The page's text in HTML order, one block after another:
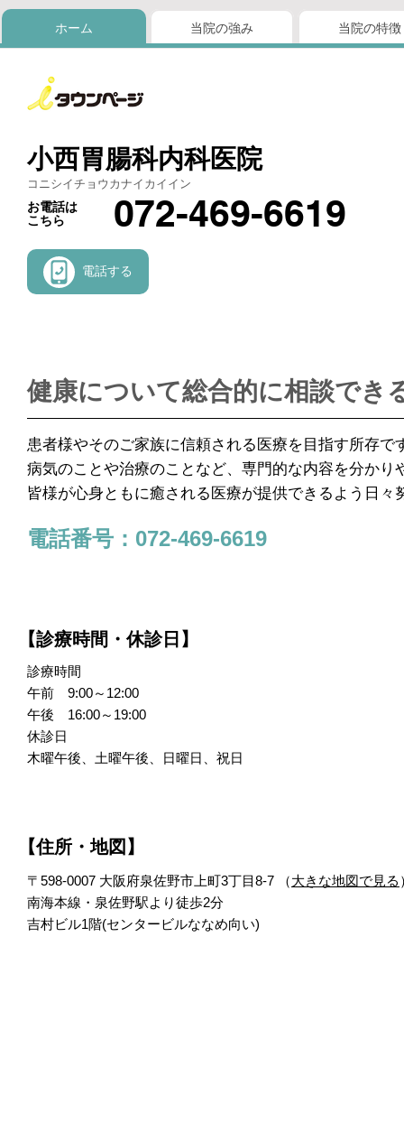
ホーム 当院の強み 当院の特徴
小西胃腸科内科医院
コニシイチョウカナイカイイン
お電話は
こちら
072-469-6619
電話する
健康について総合的に相談でき
患者様やそのご家族に信頼される医療を目指す所存で
病気のことや治療のことなど、専門的な内容を分かり
皆様が心身ともに癒される医療が提供できるよう日々
電話番号：072-469-6619
【診療時間・休診日】
診療時間
午前 9:00～12:00
午後 16:00～19:00
休診日
木曜午後、土曜午後、日曜日、祝日
【住所・地図】
〒598-0007 大阪府泉佐野市上町3丁目8-7 （大きな地図で見る
南海本線・泉佐野駅より徒歩2分
吉村ビル1階(センタービルななめ向い)